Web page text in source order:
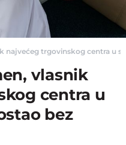
najvećeg trgovinskog centra u
vlasnik
centra u
bez